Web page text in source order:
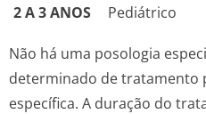
2 A 3 ANOS
Pediátrico
Não há uma posologia
determinado de tratamento
específica. A duração do